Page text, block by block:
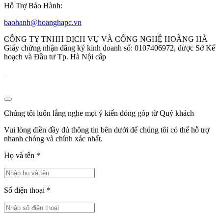
Hỗ Trợ Bảo Hành:
baohanh@hoanghapc.vn
CÔNG TY TNHH DỊCH VỤ VÀ CÔNG NGHỆ HOÀNG HÀ
Giấy chứng nhận đăng ký kinh doanh số: 0107406972, được Sở Kế
hoạch và Đầu tư Tp. Hà Nội cấp
Chúng tôi luôn lắng nghe mọi ý kiến đóng góp từ Quý khách
Vui lòng điền đầy đủ thông tin bên dưới để chúng tôi có thể hỗ trợ
nhanh chóng và chính xác nhất.
Họ và tên *
Số điện thoại *